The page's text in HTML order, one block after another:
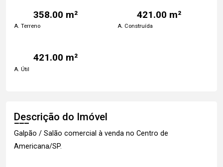
358.00 m²
A. Terreno
421.00 m²
A. Construída
421.00 m²
A. Útil
Descrição do Imóvel
Galpão / Salão comercial à venda no Centro de
Americana/SP.